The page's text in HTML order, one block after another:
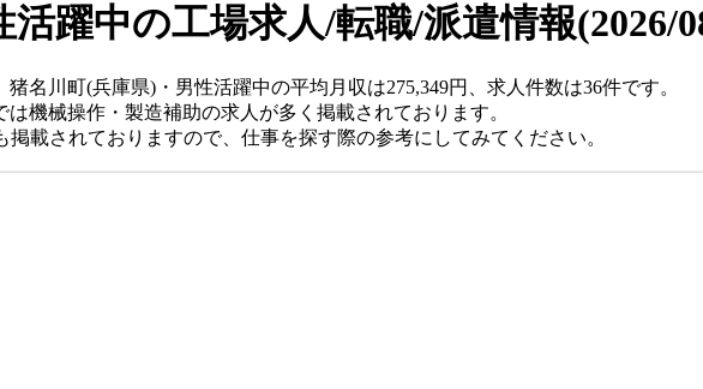
躍中の工場求人/転職/派遣情報(2026/
名川町(兵庫県)・男性活躍中の平均月収は275,349円、求人件数は36件です。
機械操作・製造補助の求人が多く掲載されております。
載されておりますので、仕事を探す際の参考にしてみてください。